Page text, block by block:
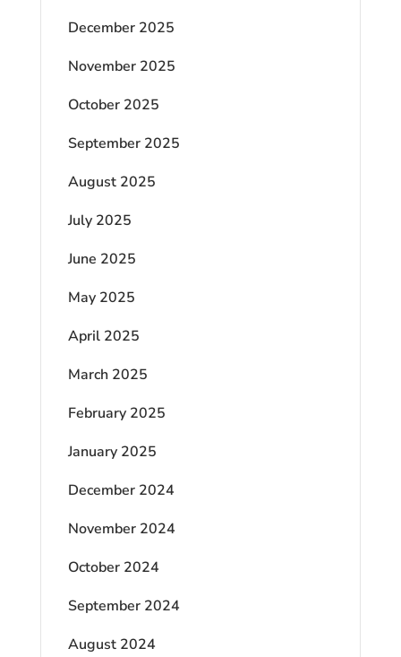
December 2025
November 2025
October 2025
September 2025
August 2025
July 2025
June 2025
May 2025
April 2025
March 2025
February 2025
January 2025
December 2024
November 2024
October 2024
September 2024
August 2024